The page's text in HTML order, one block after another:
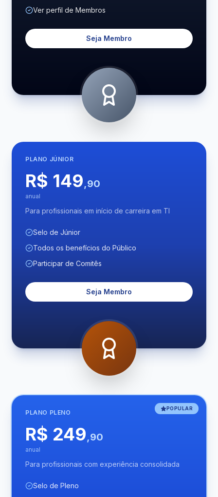
Ver perfil de Membros
Seja Membro
PLANO JÚNIOR
R$ 149,90
anual
Para profissionais em início de carreira em TI
Selo de Júnior
Todos os benefícios do Público
Participar de Comitês
Seja Membro
POPULAR
PLANO PLENO
R$ 249,90
anual
Para profissionais com experiência consolidada
Selo de Pleno